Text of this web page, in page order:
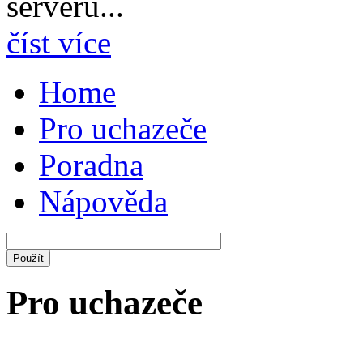
číst více
Home
Pro uchazeče
Poradna
Nápověda
Pro uchazeče